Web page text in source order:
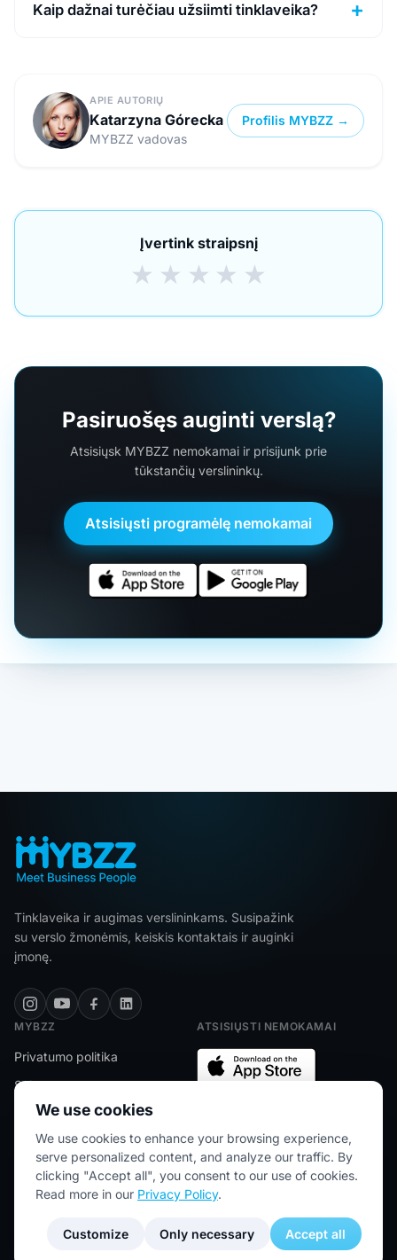
Kaip dažnai turėčiau užsiimti tinklaveika?
APIE AUTORIŲ
Katarzyna Górecka
MYBZZ vadovas
Profilis MYBZZ →
Įvertink straipsnį
★ ★ ★ ★ ★
Pasiruošęs auginti verslą?
Atsisiųsk MYBZZ nemokamai ir prisijunk prie
tūkstančių verslininkų.
Atsisiųsti programėlę nemokamai
Tinklaveika ir augimas verslininkams. Susipažink
su verslo žmonėmis, keiskis kontaktais ir auginki
įmonę.
MYBZZ
Privatumo politika
Sąlygos
FAQ
Kontaktai
ATSISIŲSTI NEMOKAMAI
★★★★★5/5 (2445 atsiliepimų)
© 2026 MYBZZ. Visos teisės saugomos.
Blog for entrepreneurs — networking & business growth
We use cookies
We use cookies to enhance your browsing experience,
serve personalized content, and analyze our traffic. By
clicking "Accept all", you consent to our use of cookies.
Read more in our Privacy Policy.
Customize Only necessary Accept all